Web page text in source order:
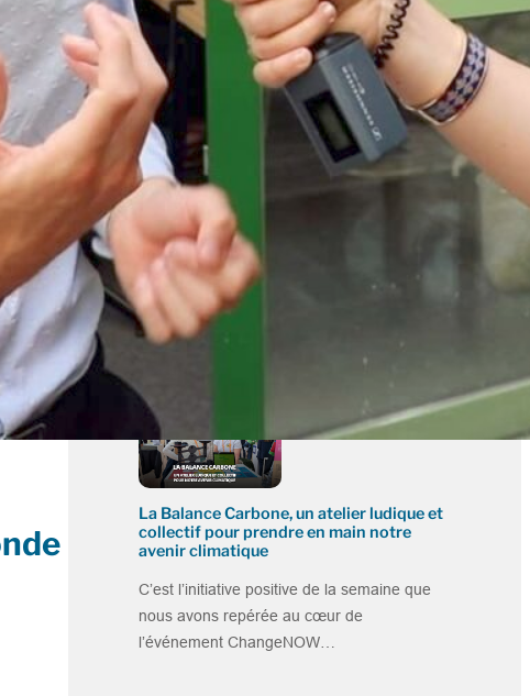
« Marseille, à jamais collective » ! Pour
célébrer ses dix ans d’engagement au
service…
Tiers-lieu : À Couladère, l’association
Terra Flor échafaude le Pass’Rêve
En bord de Garonne, l’association Terra Flor
donne vie depuis plusieurs mois à un
La Balance Carbone, un atelier ludique et
collectif pour prendre en main notre
avenir climatique
C’est l’initiative positive de la semaine que
nous avons repérée au cœur de
l’événement ChangeNOW…